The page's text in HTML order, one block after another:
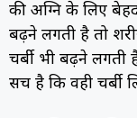
की अग्नि के लिए
बढ़ने लगती है तो
चर्बी भी बढ़ने
सच है कि वही चर्बी